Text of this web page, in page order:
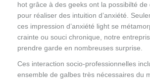
hot grâce à des geeks ont la possibilté
pour réaliser des intuition d’anxiété.
ces impression d’anxiété light se
crainte ou souci chronique, notre
prendre garde en nombreuses surprise.
Ces interaction socio-professionnelles
ensemble de galbes très nécessaires du